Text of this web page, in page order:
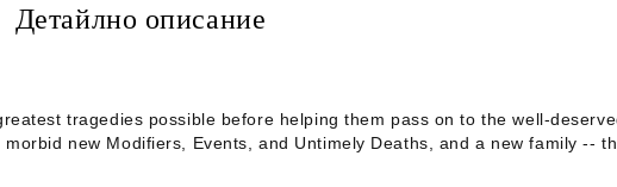
Детайлно описание
tragedies possible before helping them pass on to the well-
new Modifiers, Events, and Untimely Deaths, and a new family --